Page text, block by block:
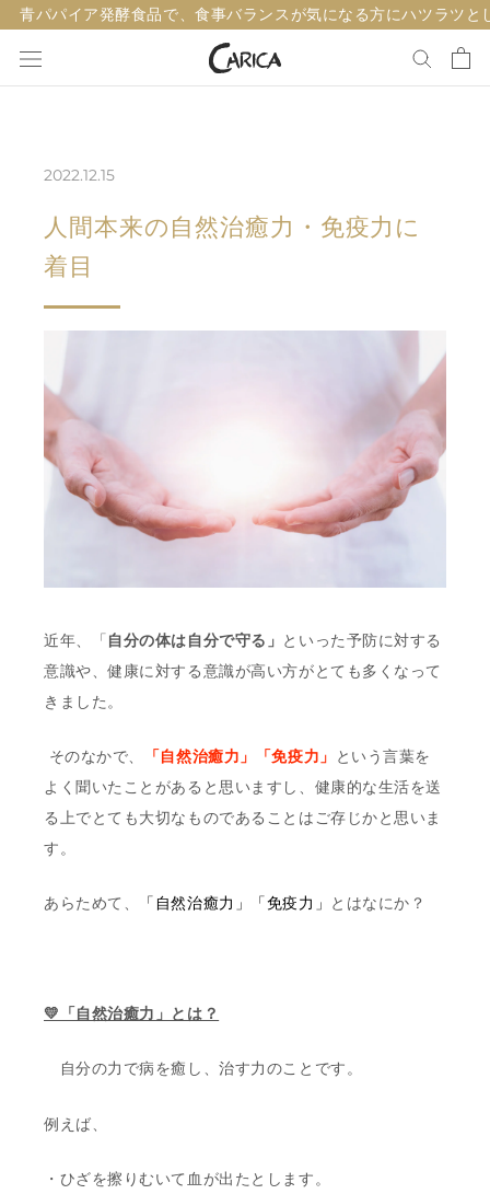
青パパイア発酵食品で、食事バランスが気になる方にハツラツと
2022.12.15
人間本来の自然治癒力・免疫力に
着目
近年、「自分の体は自分で守る」 といった予防に対する
意識や、健康に対する意識が高い方がとても多くなって
きました。
そのなかで、 「自然治癒力」「免疫力」
という言葉を
よく聞いたことがあると思いますし、健康的な生活を送
る上でとても大切なものであることはご存じかと思いま
す。
あらためて、 「自然治癒力」「免疫力」 とはなにか？
💛「自然治癒力」とは？
自分の力で病を癒し、治す力のことです。
例えば、
・ひざを擦りむいて血が出たとします。